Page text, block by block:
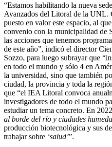
“Estamos habilitando la nueva
Avanzados del Litoral de la UNL.
puesto en valor este espacio, al
convenio con la municipalidad de
las acciones que tenemos
de este año”, indicó el director
Sozzo, para luego subrayar que
en todo el mundo y sólo 4 en
la universidad, sino que también
ciudad, la provincia y toda la
que “el IEA Litoral convoca
investigadores de todo el mundo
estudiar un tema concreto. En
al borde del río y ciudades
producción biotecnológica y sus
trabajar sobre ‘salud’”.